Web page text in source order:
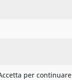
per continuare